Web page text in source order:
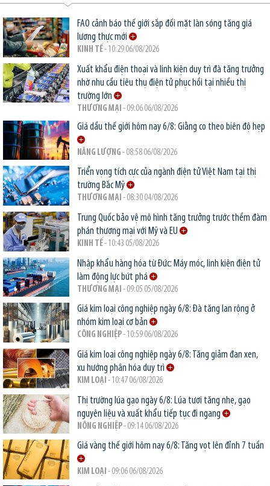
FAO cảnh báo thế giới sắp đối mặt làn sóng tăng giá
lương thực mới
KINH TẾ- 10:29 06/08/2026
Xuất khẩu điện thoại và linh kiện duy trì đà tăng trưởng
nhờ nhu cầu tiêu thụ điện tử phục hồi tại nhiều thị
trường lớn
THƯƠNG MẠI - 09:06 06/08/2026
Giá dầu thế giới hôm nay 6/8: Giằng co theo biên độ hẹp
NĂNG LƯỢNG - 08:58 06/08/2026
Triển vọng tích cực của ngành điện tử Việt Nam tại thị
trường Bắc Mỹ
THƯƠNG MẠI - 08:30 04/08/2026
Trung Quốc bảo vệ mô hình tăng trưởng trước thềm đàm
phán thương mại với Mỹ và EU
KINH TẾ- 10:43 05/08/2026
Nhập khẩu hàng hóa từ Đức: Máy móc, linh kiện điện tử
làm động lực bứt phá
THƯƠNG MẠI - 09:05 05/08/2026
Giá kim loại công nghiệp ngày 6/8: Đà tăng lan rộng ở
nhóm kim loại cơ bản
CÔNG NGHIỆP- 10:59 06/08/2026
Giá kim loại công nghiệp ngày 6/8: Tăng giảm đan xen,
xu hướng phân hóa duy trì
KIM LOẠI - 10:47 06/08/2026
Thị trường lúa gạo ngày 6/8: Lúa tươi tăng nhẹ, gạo
nguyên liệu và xuất khẩu tiếp tục đi ngang
NÔNG NGHIỆP- 09:14 06/08/2026
Giá vàng thế giới hôm nay 6/8: Tăng vọt lên đỉnh 7 tuần
KIM LOẠI - 09:06 06/08/2026